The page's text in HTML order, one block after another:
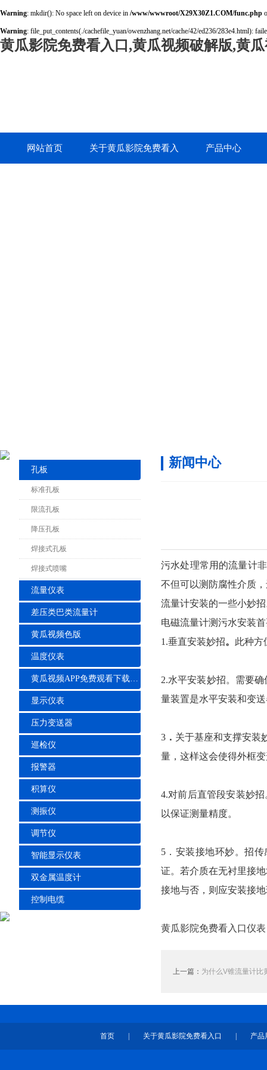
Warning: mkdir(): No space left on device in /www/wwwroot/X29X30Z1.COM/func.php
Warning: file_put_contents(./cachefile_yuan/owenzhang.net/cache/42/ed236/283e4.html):
黄瓜影院免费看入口,黄瓜视频破解版,黄
网站首页 关于黄瓜影院免费看入 产品中心
孔板
标准孔板
限流孔板
降压孔板
焊接式孔板
焊接式喷嘴
流量仪表
差压类巴类流量计
黄瓜视频色版
温度仪表
黄瓜视频APP免费观看下载安装
显示仪表
压力变送器
巡检仪
报警器
积算仪
测振仪
调节仪
智能显示仪表
双金属温度计
控制电缆
新闻中心
污水处理常用的流量计
不但可以测防腐性介质
流量计安装的一些小妙
电磁流量计测污水安装
1.垂直安装妙招。 此种方
2.水平安装妙招。需要
量装置是水平安装和变
3 ． 关于基座和支撑安装
量，这样这会使得外框
4.对前后直管段安装妙
以保证测量精度。
5．安装接地环妙。招
证。若介质在无衬里接
接地与否，则应安装接
黄瓜影院免费看入口仪表
上一篇： 为什么V锥流量计比
首页 关于黄瓜影院免费看入口 产品